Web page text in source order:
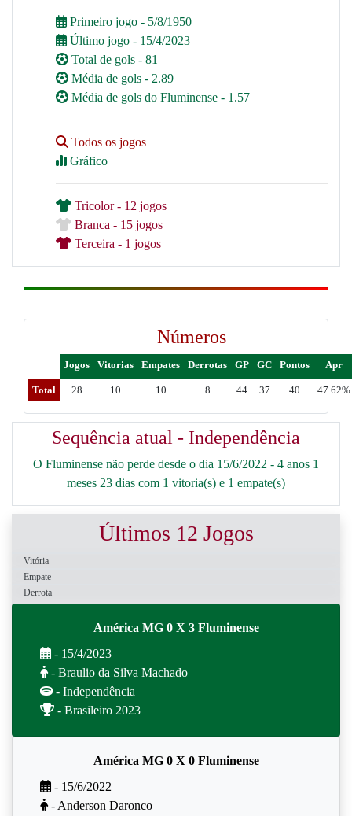
Primeiro jogo - 5/8/1950
Último jogo - 15/4/2023
Total de gols - 81
Média de gols - 2.89
Média de gols do Fluminense - 1.57
Todos os jogos
Gráfico
Tricolor - 12 jogos
Branca - 15 jogos
Terceira - 1 jogos
Números
Jogos Vitorias Empates Derrotas GP GC Pontos Apr
Total 28 10 10 8 44 37 40 47.62%
Sequência atual - Independência
O Fluminense não perde desde o dia 15/6/2022 - 4 anos 1
meses 23 dias com 1 vitoria(s) e 1 empate(s)
Últimos 12 Jogos
Vitória
Empate
Derrota
América MG 0 X 3 Fluminense
- 15/4/2023
- Braulio da Silva Machado
- Independência
- Brasileiro 2023
América MG 0 X 0 Fluminense
- 15/6/2022
- Anderson Daronco